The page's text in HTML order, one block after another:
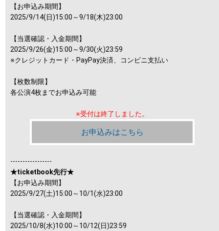
【お申込み期間】
2025/9/14(日)15:00～9/18(木)23:00
【当選確認・入金期間】
2025/9/26(金)15:00～9/30(火)23:59
※クレジットカード・PayPay決済、コンビニ支払い
【枚数制限】
各公演4枚までお申込み可能
※受付は終了しました。
お申込みはこちら
-----------------
★ticketbook先行★
【お申込み期間】
2025/9/27(土)15:00～10/1(水)23:00
【当選確認・入金期間】
2025/10/8(水)10:00～10/12(日)23:59